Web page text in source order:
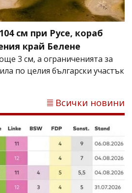
см при Русе, кораб
край Белене
3 см, а ограниченията за
по целия български участък
Всички новини